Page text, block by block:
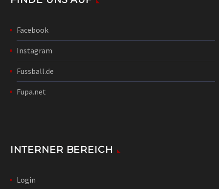
Facebook
Instagram
Fussball.de
Fupa.net
INTERNER BEREICH
Login